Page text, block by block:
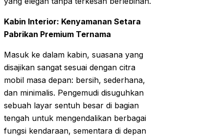
Kabin Interior: Kenyamanan Setara
Pabrikan Premium Ternama
Masuk ke dalam kabin, suasana yang
disajikan sangat sesuai dengan citra
mobil masa depan: bersih, sederhana,
dan minimalis. Pengemudi disuguhkan
sebuah layar sentuh besar di bagian
tengah untuk mengendalikan berbagai
fungsi kendaraan, sementara di depan